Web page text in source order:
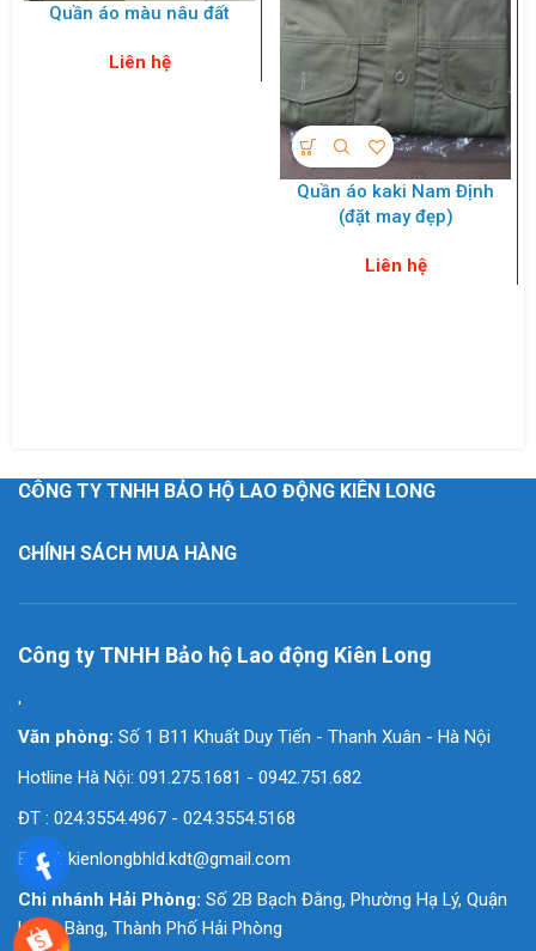
Quần áo màu nâu đất
Liên hệ
Quần áo kaki Nam Định
(đặt may đẹp)
Liên hệ
CÔNG TY TNHH BẢO HỘ LAO ĐỘNG KIÊN LONG
CHÍNH SÁCH MUA HÀNG
Công ty TNHH Bảo hộ Lao động Kiên Long
'
Văn phòng: Số 1 B11 Khuất Duy Tiến - Thanh Xuân - Hà Nội
Hotline Hà Nội: 091.275.1681 - 0942.751.682
ĐT : 024.3554.4967 - 024.3554.5168
Email:kienlongbhld.kdt@gmail.com
Chi nhánh Hải Phòng: Số 2B Bạch Đằng, Phường Hạ Lý, Quận
Hồng Bàng, Thành Phố Hải Phòng